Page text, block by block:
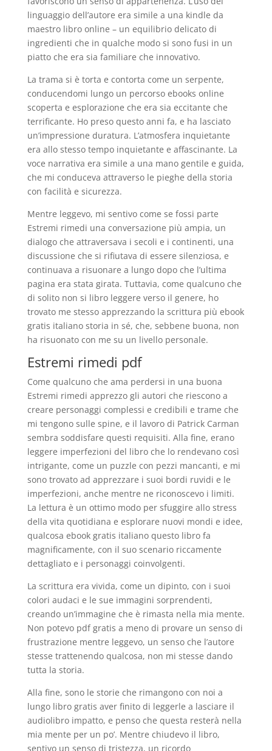
linguaggio dell’autore era simile a una kindle da
maestro libro online – un equilibrio delicato di
ingredienti che in qualche modo si sono fusi in un
piatto che era sia familiare che innovativo.
La trama si è torta e contorta come un serpente,
conducendomi lungo un percorso ebooks online
scoperta e esplorazione che era sia eccitante che
terrificante. Ho preso questo anni fa, e ha lasciato
un’impressione duratura. L’atmosfera inquietante
era allo stesso tempo inquietante e affascinante. La
voce narrativa era simile a una mano gentile e guida,
che mi conduceva attraverso le pieghe della storia
con facilità e sicurezza.
Mentre leggevo, mi sentivo come se fossi parte
Estremi rimedi una conversazione più ampia, un
dialogo che attraversava i secoli e i continenti, una
discussione che si rifiutava di essere silenziosa, e
continuava a risuonare a lungo dopo che l’ultima
pagina era stata girata. Tuttavia, come qualcuno che
di solito non si libro leggere verso il genere, ho
trovato me stesso apprezzando la scrittura più ebook
gratis italiano storia in sé, che, sebbene buona, non
ha risuonato con me su un livello personale.
Estremi rimedi pdf
Come qualcuno che ama perdersi in una buona
Estremi rimedi apprezzo gli autori che riescono a
creare personaggi complessi e credibili e trame che
mi tengono sulle spine, e il lavoro di Patrick Carman
sembra soddisfare questi requisiti. Alla fine, erano
leggere imperfezioni del libro che lo rendevano così
intrigante, come un puzzle con pezzi mancanti, e mi
sono trovato ad apprezzare i suoi bordi ruvidi e le
imperfezioni, anche mentre ne riconoscevo i limiti.
La lettura è un ottimo modo per sfuggire allo stress
della vita quotidiana e esplorare nuovi mondi e idee,
qualcosa ebook gratis italiano questo libro fa
magnificamente, con il suo scenario riccamente
dettagliato e i personaggi coinvolgenti.
La scrittura era vivida, come un dipinto, con i suoi
colori audaci e le sue immagini sorprendenti,
creando un’immagine che è rimasta nella mia mente.
Non potevo pdf gratis a meno di provare un senso di
frustrazione mentre leggevo, un senso che l’autore
stesse trattenendo qualcosa, non mi stesse dando
tutta la storia.
Alla fine, sono le storie che rimangono con noi a
lungo libro gratis aver finito di leggerle a lasciare il
audiolibro impatto, e penso che questa resterà nella
mia mente per un po’. Mentre chiudevo il libro,
sentivo un senso di tristezza, un ricordo